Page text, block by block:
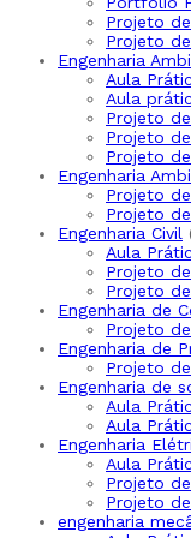
Projeto
Projeto
Engenharia
Aula
Aula
Projeto
Projeto
Projeto
Engenharia
Projeto
Projeto
Engenharia Civil
Aula
Projeto
Projeto
Engenharia de
Projeto
Engenharia de
Projeto
Engenharia de
Aula
Aula
Engenharia
Aula
Projeto
Projeto
engenharia